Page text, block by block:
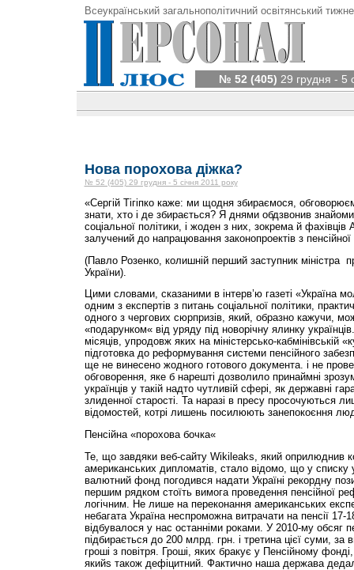
Всеукраїнський загальнополітичний освітянський
№ 52 (405) 29 грудня - 5
Нова порохова діжка?
№ 52 (405) 29 грудня - 5 січня 2011 року
«Сергій Тігіпко каже: ми щодня збираємося,
знати, хто і де збирається? Я днями обдзвонив
соціальної політики, і жоден з них, зокрема й фахівців
залучений до напрацювання законопроектів з
(Павло Розенко, колишній перший заступник міністра
України).
Цими словами, сказаними в інтерв’ю газеті «Україна
одним з експертів з питань соціальної політики,
одного з чергових сюрпризів, який, образно кажучи,
«подарунком« від уряду під новорічну ялинку
місяців, упродовж яких на міністерсько-кабмінівській
підготовка до реформування системи пенсійного
ще не винесено жодного готового документа. і не
обговорення, яке б нарешті дозволило принаймні
українців у такій надто чутливій сфері, як державні
злиденної старості. Та наразі в пресу просочуються
відомостей, котрі лишень посилюють занепокоєння
Пенсійна «порохова бочка«
Те, що завдяки веб-сайту Wikileaks, який оприлюднив
американських дипломатів, стало відомо, що у
валютний фонд погодився надати Україні рекордну
першим рядком стоїть вимога проведення пенсійної
логічним. Не лише на переконання американських
небагата Україна неспроможна витрачати на пенсії 17-
відбувалося у нас останніми роками. У 2010-му обсяг
підбирається до 200 млрд. грн. і третина цієї суми, за
гроші з повітря. Гроші, яких бракує у Пенсійному
якийѕ також дефіцитний. Фактично наша держава